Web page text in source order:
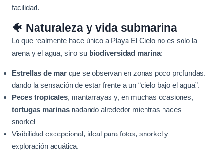
facilidad.
🐠 Naturaleza y vida submarina
Lo que realmente hace único a Playa El Cielo no es solo la
arena y el agua, sino su biodiversidad marina:
Estrellas de mar que se observan en zonas poco profundas,
dando la sensación de estar frente a un “cielo bajo el agua”.
Peces tropicales, mantarrayas y, en muchas ocasiones,
tortugas marinas nadando alrededor mientras haces
snorkel.
Visibilidad excepcional, ideal para fotos, snorkel y
exploración acuática.